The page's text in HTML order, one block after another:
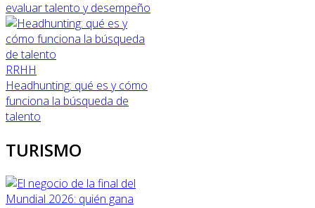
evaluar talento y desempeño
RRHH
Headhunting: qué es y cómo
funciona la búsqueda de
talento
TURISMO